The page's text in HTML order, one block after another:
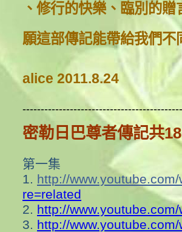
、修行的快樂、臨別的贈
願這部傳記能帶給我們
alice 2011.8.24
------------------------------
密勒日巴尊者傳記共
第一集
1. http://
re=related
2. http://
3. http://